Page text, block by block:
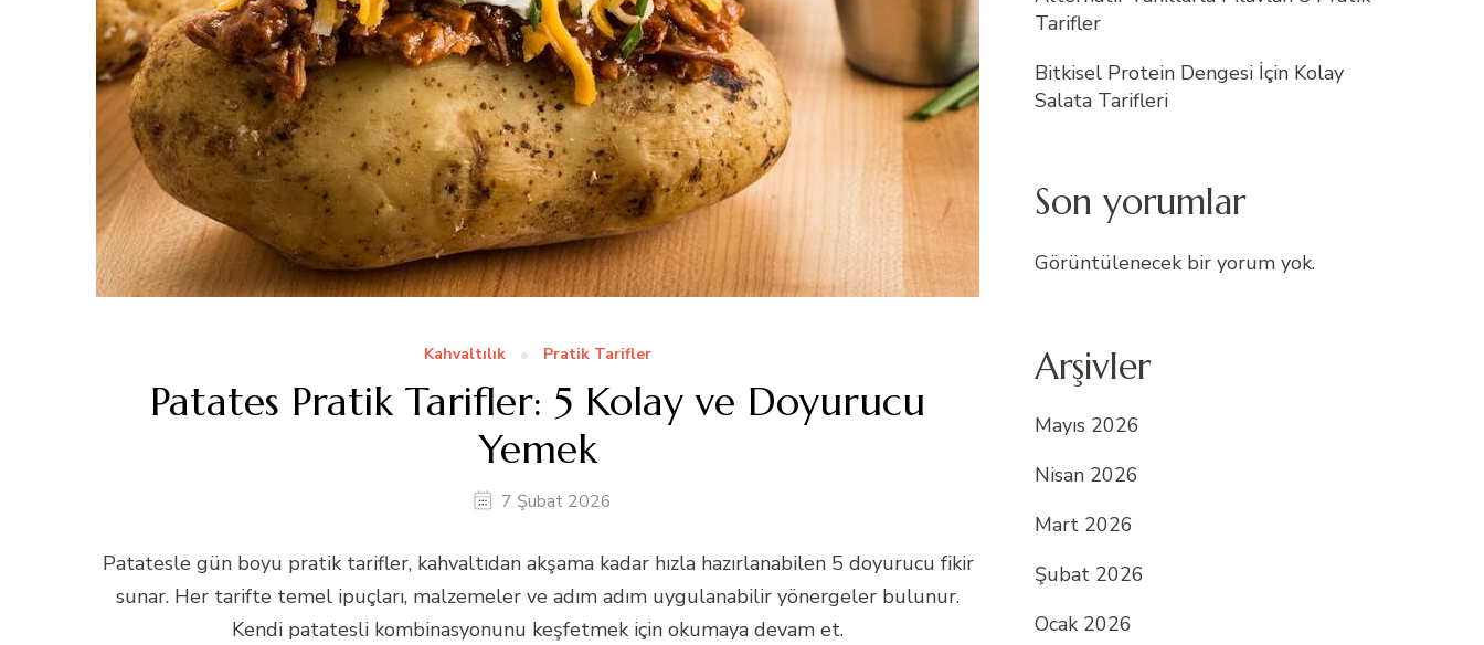
Kahvaltılık Pratik Tarifler
Patates Pratik Tarifler: 5 Kolay ve Doyurucu
Yemek
7 Şubat 2026
Patatesle gün boyu pratik tarifler, kahvaltıdan akşama kadar hızla hazırlanabilen 5 doyurucu fikir
sunar. Her tarifte temel ipuçları, malzemeler ve adım adım uygulanabilir yönergeler bulunur.
Kendi patatesli kombinasyonunu keşfetmek için okumaya devam et.
Tarifler
Bitkisel Protein Dengesi İçin Kolay
Salata Tarifleri
Son yorumlar
Görüntülenecek bir yorum yok.
Arşivler
Mayıs 2026
Nisan 2026
Mart 2026
Şubat 2026
Ocak 2026